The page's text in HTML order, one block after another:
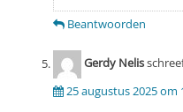
Beantwoorden
Gerdy Nelis
25 augustus 2025 om